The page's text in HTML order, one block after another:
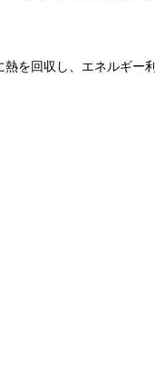
を回収し、エネルギー